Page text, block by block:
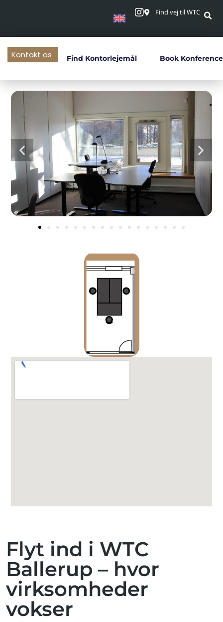
Find vej til WTC
Find Kontorlejemål Book Konference
Kontakt os
Flyt ind i WTC
Ballerup – hvor
virksomheder
vokser